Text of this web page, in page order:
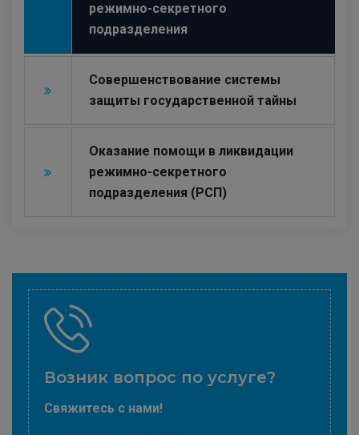
режимно-секретного
подразделения
Совершенствование системы
защиты государственной тайны
Оказание помощи в ликвидации
режимно-секретного
подразделения (РСП)
Возник вопрос по услуге?
Свяжитесь с нами!